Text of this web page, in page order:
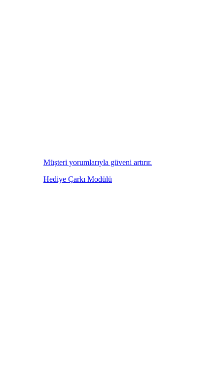
Müşteri yorumlarıyla güveni artırır.
Hediye Çarkı Modülü